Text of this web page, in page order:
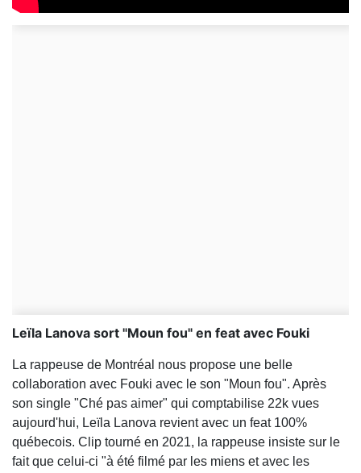
Leïla Lanova sort "Moun fou" en feat avec Fouki
La rappeuse de Montréal nous propose une belle
collaboration avec Fouki avec le son "Moun fou". Après
son single "Ché pas aimer" qui comptabilise 22k vues
aujourd'hui, Leïla Lanova revient avec un feat 100%
québecois. Clip tourné en 2021, la rappeuse insiste sur le
fait que celui-ci "à été filmé par les miens et avec les